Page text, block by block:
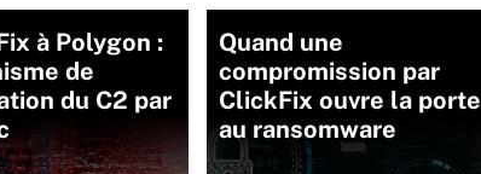
à Polygon :
de
du C2 par
Quand une
compromission par
ClickFix ouvre la porte
au ransomware